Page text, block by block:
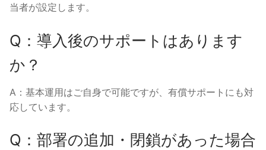
当者が設定します。
Q：導入後のサポートはあります
か？
A：基本運用はご自身で可能ですが、有償サポートにも対
応しています。
Q：部署の追加・閉鎖があった場合